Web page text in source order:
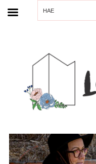
SEARCH